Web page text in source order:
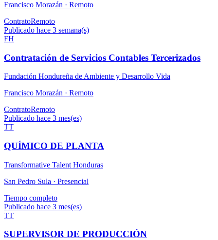
Francisco Morazán · Remoto
ContratoRemoto
Publicado hace 3 semana(s)
FH
Contratación de Servicios Contables Tercerizados
Fundación Hondureña de Ambiente y Desarrollo Vida
Francisco Morazán · Remoto
ContratoRemoto
Publicado hace 3 mes(es)
TT
QUÍMICO DE PLANTA
Transformative Talent Honduras
San Pedro Sula · Presencial
Tiempo completo
Publicado hace 3 mes(es)
TT
SUPERVISOR DE PRODUCCIÓN